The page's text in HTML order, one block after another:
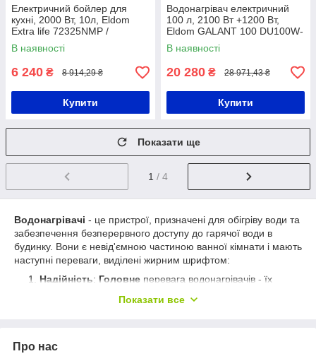
Електричний бойлер для
кухні, 2000 Вт, 10л, Eldom
Extra life 72325NMP /
Електричний водонагрівач
над мийкою / Бойлер
В наявності
6 240 ₴ 8 914,29 ₴
Купити
Водонагрівач електричний
100 л, 2100 Вт +1200 Вт,
Eldom GALANT 100 DU100W-
W ELDOM / Бойлер для дому
В наявності
20 280 ₴ 28 971,43 ₴
Купити
Показати ще
1 / 4
Водонагрівачі - це пристрої, призначені для обігріву води та
забезпечення безперервного доступу до гарячої води в
будинку. Вони є невід'ємною частиною ванної кімнати і мають
наступні переваги, виділені жирним шрифтом:
Надійність: Головне перевага водонагрівачів - їх
використанням високоякісних матеріалів та технологій,
безперервний доступ до гарячої води, що дозволяє
Показати все
Про нас